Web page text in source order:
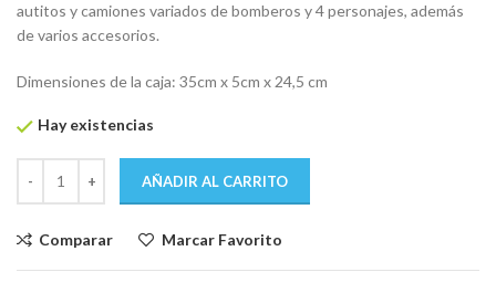
autitos y camiones variados de bomberos y 4 personajes, además
de varios accesorios.
Dimensiones de la caja: 35cm x 5cm x 24,5 cm
Hay existencias
AÑADIR AL CARRITO
Comparar Marcar Favorito